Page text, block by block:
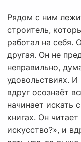
Рядом с ним
строитель,
работал на себя.
другая. Он не
неправильно,
удовольствиях. И
вдруг осознаёт
начинает искать
книгах. Он
искусство?», и